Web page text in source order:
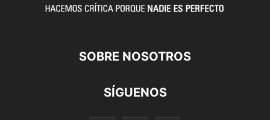
SOBRE NOSOTROS
SÍGUENOS